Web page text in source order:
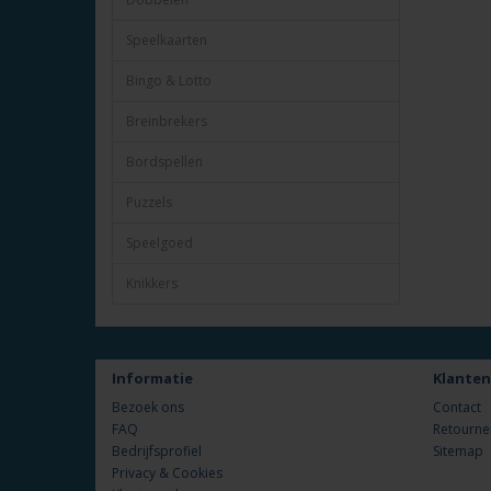
Speelkaarten
Bingo & Lotto
Breinbrekers
Bordspellen
Puzzels
Speelgoed
Knikkers
Informatie
Bezoek ons
FAQ
Bedrijfsprofiel
Privacy & Cookies
Contact
Sitemap